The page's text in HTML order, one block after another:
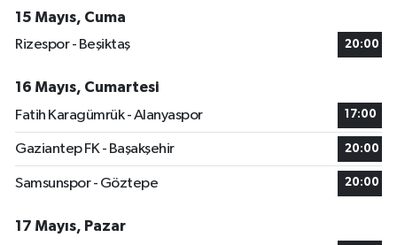
15 Mayıs, Cuma
Rizespor - Beşiktaş
20:00
16 Mayıs, Cumartesi
Fatih Karagümrük - Alanyaspor
17:00
Gaziantep FK - Başakşehir 20:00
Samsunspor - Göztepe 20:00
17 Mayıs, Pazar